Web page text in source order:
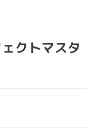
クトマスタ